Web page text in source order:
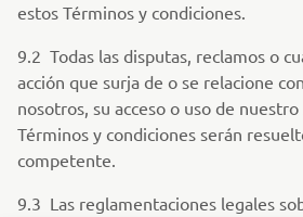
estos Términos y condiciones.
9.2 Todas las disputas, reclamos o
acción que surja de o se relacione
nosotros, su acceso o uso de
Términos y condiciones serán
competente.
9.3 Las reglamentaciones legales